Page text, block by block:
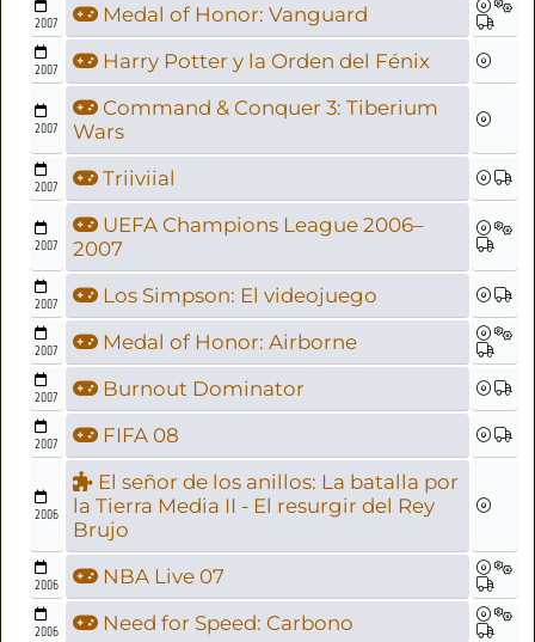
2007 Medal of Honor: Vanguard
2007 Harry Potter y la Orden del Fénix
2007
Command & Conquer 3: Tiberium
Wars
2007 Triiviial
2007
UEFA Champions League 2006–
2007
2007 Los Simpson: El videojuego
2007 Medal of Honor: Airborne
2007 Burnout Dominator
2007 FIFA 08
2006
El señor de los anillos: La batalla por
la Tierra Media II - El resurgir del Rey
Brujo
2006 NBA Live 07
2006 Need for Speed: Carbono